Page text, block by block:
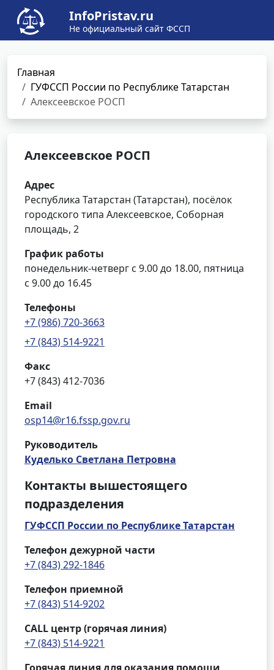
InfoPristav.ru
Не официальный сайт ФССП
Главная
ГУФССП России по Республике Татарстан
Алексеевское РОСП
Алексеевское РОСП
Адрес
Республика Татарстан (Татарстан), посёлок
городского типа Алексеевское, Соборная
площадь, 2
График работы
понедельник-четверг с 9.00 до 18.00, пятница
с 9.00 до 16.45
Телефоны
+7 (986) 720-3663
+7 (843) 514-9221
Факс
+7 (843) 412-7036
Email
osp14@r16.fssp.gov.ru
Руководитель
Куделько Светлана Петровна
Контакты вышестоящего
подразделения
ГУФССП России по Республике Татарстан
Телефон дежурной части
+7 (843) 292-1846
Телефон приемной
+7 (843) 514-9202
CALL центр (горячая линия)
+7 (843) 514-9221